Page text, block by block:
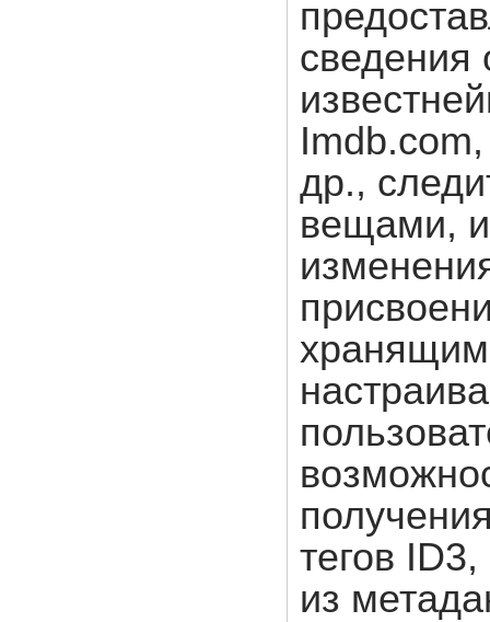
сведения
др.,
вещами,
тегов
из